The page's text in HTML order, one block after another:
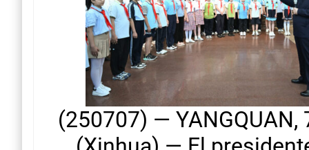
(250707) — YANGQUAN,